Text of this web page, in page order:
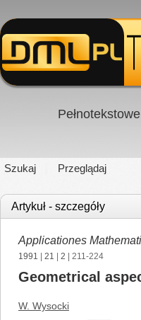
Szukaj Przeglądaj
Artykuł - szczegóły
Applicationes
1991 21 2 | 211-224
Geometrical
W. Wysocki